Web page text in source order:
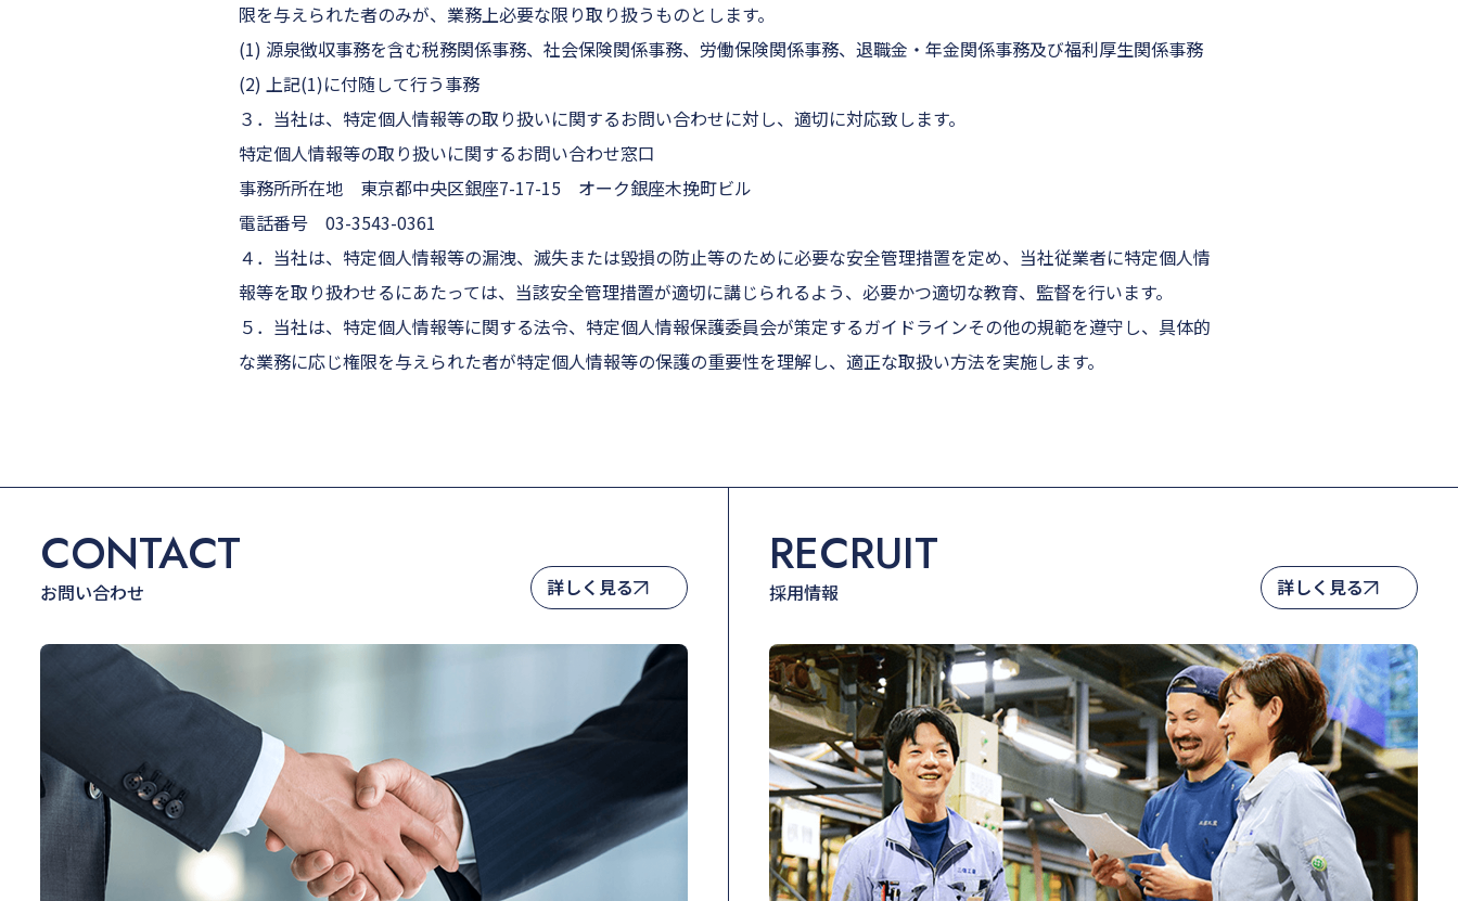
限を与えられた者のみが、業務上必要な限り取り扱うものとします。
(1) 源泉徴収事務を含む税務関係事務、社会保険関係事務、労働保険関係事務、退職金・年金関係事務及び福利厚生関係事務
(2) 上記(1)に付随して行う事務
３．当社は、特定個人情報等の取り扱いに関するお問い合わせに対し、適切に対応致します。
特定個人情報等の取り扱いに関するお問い合わせ窓口
事務所所在地 東京都中央区銀座7-17-15 オーク銀座木挽町ビル
電話番号 03-3543-0361
４．当社は、特定個人情報等の漏洩、滅失または毀損の防止等のために必要な安全管理措置を定め、当社従業者に特定個人情
報等を取り扱わせるにあたっては、当該安全管理措置が適切に講じられるよう、必要かつ適切な教育、監督を行います。
５．当社は、特定個人情報等に関する法令、特定個人情報保護委員会が策定するガイドラインその他の規範を遵守し、具体的
な業務に応じ権限を与えられた者が特定個人情報等の保護の重要性を理解し、適正な取扱い方法を実施します。
CONTACT
お問い合わせ
詳しく見る
RECRUIT
採用情報
詳しく見る